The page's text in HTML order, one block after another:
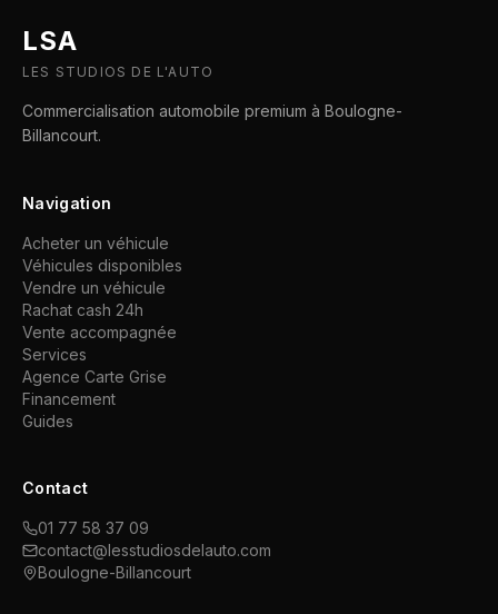
LSA
LES STUDIOS DE L'AUTO
Commercialisation automobile premium à Boulogne-
Billancourt.
Navigation
Acheter un véhicule
Véhicules disponibles
Vendre un véhicule
Rachat cash 24h
Vente accompagnée
Services
Agence Carte Grise
Financement
Guides
Contact
01 77 58 37 09
contact@lesstudiosdelauto.com
Boulogne-Billancourt